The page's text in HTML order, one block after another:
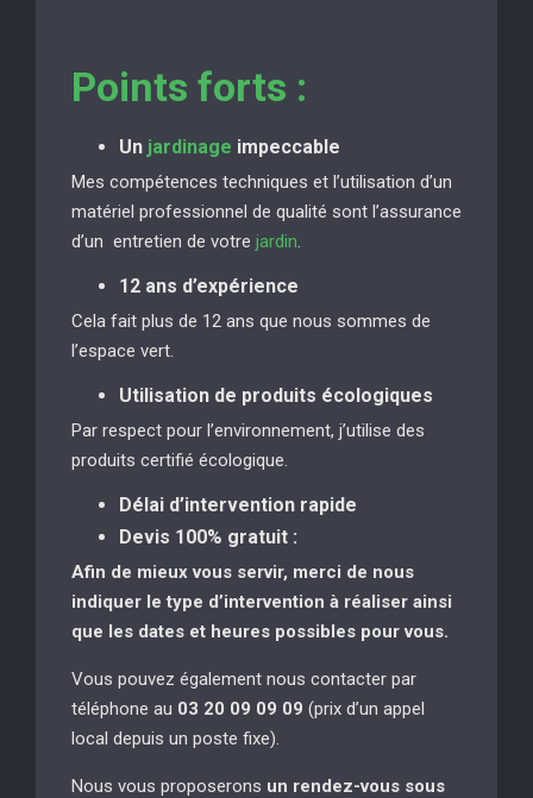
Points forts :
Un jardinage impeccable
Mes compétences techniques et l’utilisation d’un
matériel professionnel de qualité sont l’assurance
d’un entretien de votre jardin.
12 ans d’expérience
Cela fait plus de 12 ans que nous sommes de
l’espace vert.
Utilisation de produits écologiques
Par respect pour l’environnement, j’utilise des
produits certifié écologique.
Délai d’intervention rapide
Devis 100% gratuit :
Afin de mieux vous servir, merci de nous
indiquer le type d’intervention à réaliser ainsi
que les dates et heures possibles pour vous.
Vous pouvez également nous contacter par
téléphone au 03 20 09 09 09 (prix d’un appel
local depuis un poste fixe).
Nous vous proposerons un rendez-vous sous